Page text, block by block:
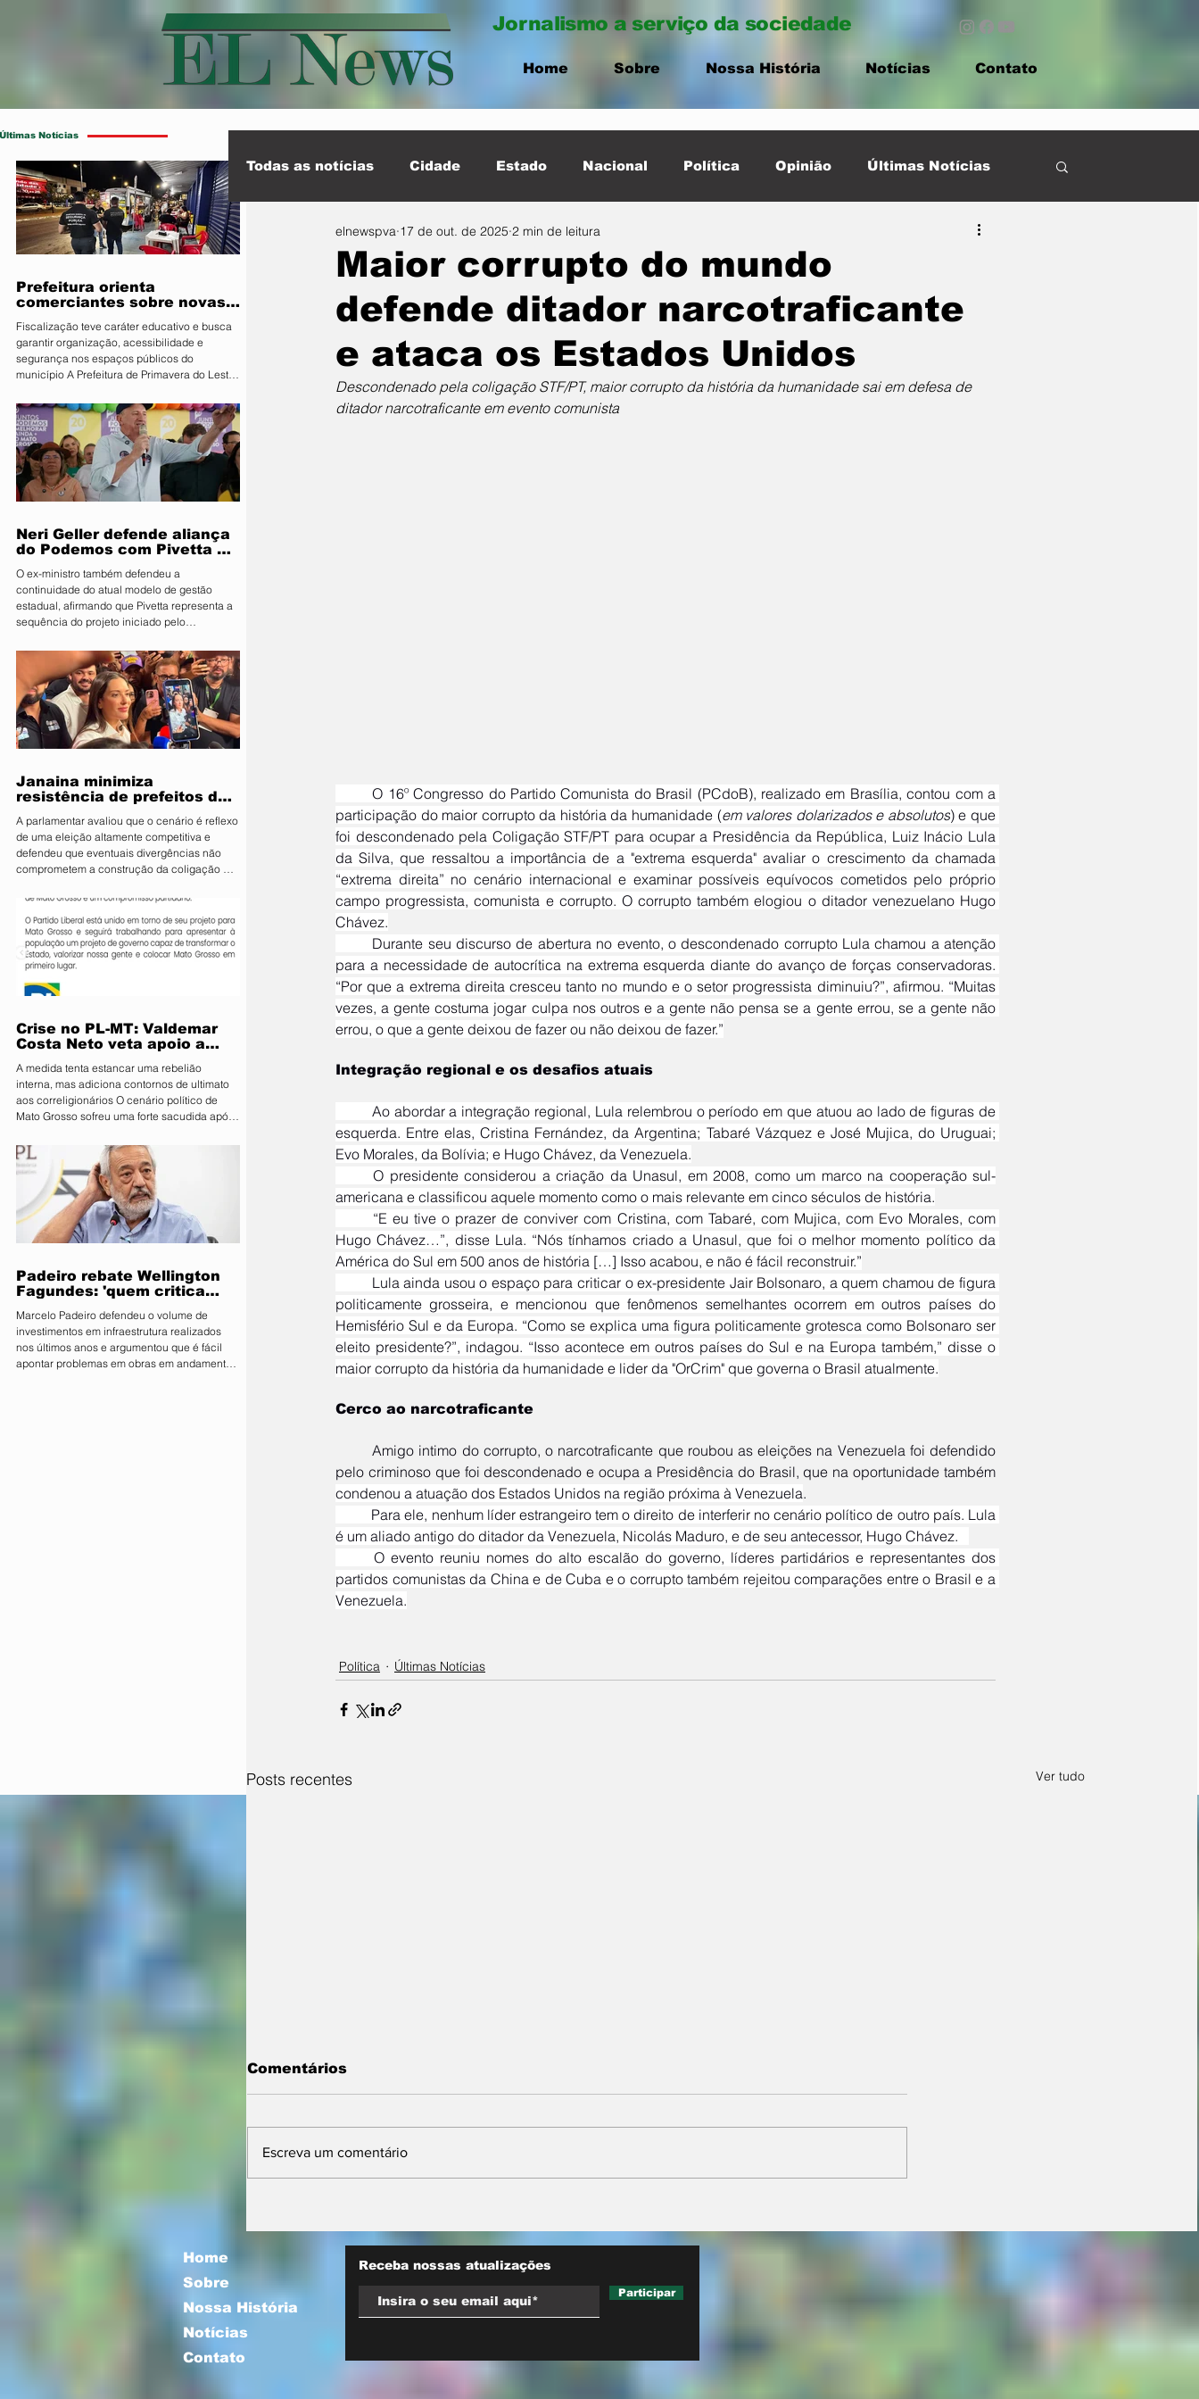
Jornalismo a serviço da sociedade
Home Sobre Nossa História Notícias Contato
Últimas Notícias
Prefeitura orienta
comerciantes sobre novas
trucks
Fiscalização teve caráter educativo e busca
garantir organização, acessibilidade e
segurança nos espaços públicos do
município A Prefeitura de Primavera do Leste,
Segurança Pública e Mobilidade Urbana, em
parceria com a Fiscalização de Obras e
Posturas, realizou uma ação de orientação
aos proprietários de food trucks e
comerciantes ambulantes na noite desta
sexta-feira (31), sobre as novas regras para
utilização de mesas e cadeiras em espa
Neri Geller defende aliança
do Podemos com Pivetta e
com esse acordo
O ex-ministro também defendeu a
continuidade do atual modelo de gestão
estadual, afirmando que Pivetta representa a
sequência do projeto iniciado pelo
deputado federal pelo Podemos, Neri Geller,
participa nesta terça-feira (4) da convenção
do Republicanos e afirmou acreditar que o
partido deve oficializar uma aliança com a
sigla para apoiar a candidatura do
governador Otaviano Pivetta ao Governo de
Mato Grosso. Ao lado do também candid
Janaina minimiza
resistência de prefeitos do
essencial para fortalecer
candidatura do MDB ao
Senado
A parlamentar avaliou que o cenário é reflexo
de uma eleição altamente competitiva e
defendeu que eventuais divergências não
comprometem a construção da coligação A
candidata ao Senado, minimizou nesta terça-
feira (4) a resistência de integrantes do PL à
aliança entre os dois partidos e afirmou que
as divergências são naturais diante da
disputa eleitoral. Segundo ela, o acordo é
estratégico para fortalecer o projeto do MDB
e ampliar
Crise no PL-MT: Valdemar
Costa Neto veta apoio a
punição
A medida tenta estancar uma rebelião
interna, mas adiciona contornos de ultimato
aos correligionários O cenário político de
Mato Grosso sofreu uma forte sacudida após
do Partido Liberal (PL). Em reunião de
emergência realizada em Brasília, o
presidente nacional da sigla, Valdemar Costa
Neto, determinou que prefeitos, vereadores e
parlamentares da legenda no estado estão
expressamente proibidos de manifestar apoio
público ou pedir v
Padeiro rebate Wellington
Fagundes: 'quem critica
que mostrar'
Marcelo Padeiro defendeu o volume de
investimentos em infraestrutura realizados
nos últimos anos e argumentou que é fácil
apontar problemas em obras em andamento
Todas as notícias Cidade Estado Nacional Política Opinião Últimas Notícias
Esporte Internacional Destaque Cidade
Maior corrupto do mundo
defende ditador narcotraficante
e ataca os Estados Unidos
elnewspva 17 de out. de 2025 2 min de leitura
Descondenado pela coligação STF/PT, maior corrupto da história da humanidade sai em defesa de
ditador narcotraficante em evento comunista
	O 16º Congresso do Partido Comunista do Brasil (PCdoB), realizado em Brasília, contou com a
participação do maior corrupto da história da humanidade (em valores dolarizados e absolutos) e que
foi descondenado pela Coligação STF/PT para ocupar a Presidência da República, Luiz Inácio Lula
da Silva, que ressaltou a importância de a "extrema esquerda" avaliar o crescimento da chamada
“extrema direita” no cenário internacional e examinar possíveis equívocos cometidos pelo próprio
campo progressista, comunista e corrupto. O corrupto também elogiou o ditador venezuelano Hugo
Chávez.
para a necessidade de autocrítica na extrema esquerda diante do avanço de forças conservadoras.
“Por que a extrema direita cresceu tanto no mundo e o setor progressista diminuiu?”, afirmou. “Muitas
vezes, a gente costuma jogar culpa nos outros e a gente não pensa se a gente errou, se a gente não
errou, o que a gente deixou de fazer ou não deixou de fazer.”
Integração regional e os desafios atuais
esquerda. Entre elas, Cristina Fernández, da Argentina; Tabaré Vázquez e José Mujica, do Uruguai;
Evo Morales, da Bolívia; e Hugo Chávez, da Venezuela.
	O presidente considerou a criação da Unasul, em 2008, como um marco na cooperação sul-
americana e classificou aquele momento como o mais relevante em cinco séculos de história.
Hugo Chávez…”, disse Lula. “Nós tínhamos criado a Unasul, que foi o melhor momento político da
América do Sul em 500 anos de história […] Isso acabou, e não é fácil reconstruir.”
politicamente grosseira, e mencionou que fenômenos semelhantes ocorrem em outros países do
Hemisfério Sul e da Europa. “Como se explica uma figura politicamente grotesca como Bolsonaro ser
eleito presidente?”, indagou. “Isso acontece em outros países do Sul e na Europa também,” disse o
maior corrupto da história da humanidade e lider da "OrCrim" que governa o Brasil atualmente.
Cerco ao narcotraficante
	Amigo intimo do corrupto, o narcotraficante que roubou as eleições na Venezuela foi defendido
condenou a atuação dos Estados Unidos na região próxima à Venezuela.
é um aliado antigo do ditador da Venezuela, Nicolás Maduro, e de seu antecessor, Hugo Chávez.
partidos comunistas da China e de Cuba e o corrupto também rejeitou comparações entre o Brasil e a
Venezuela.
Política Últimas Notícias
Posts recentes Ver tudo
novas regras para
atuação de food trucks
com Pivetta e afirma
do PL e diz que aliança
do MDB ao Senado
Comentários
Escreva um comentário
Home
Sobre
Nossa História
Notícias
Contato
Receba nossas atualizações
Participar